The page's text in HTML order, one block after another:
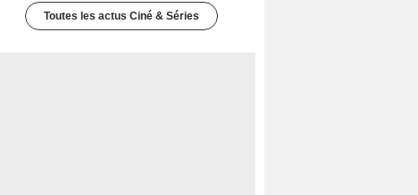
Toutes les actus Ciné & Séries